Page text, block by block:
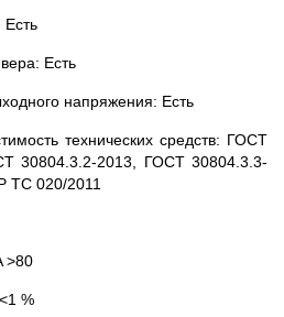
Есть
Есть
напряжения: Есть
технических средств: ГОСТ
30804.3.2-2013, ГОСТ 30804.3.3-
ТС 020/2011
>80
%